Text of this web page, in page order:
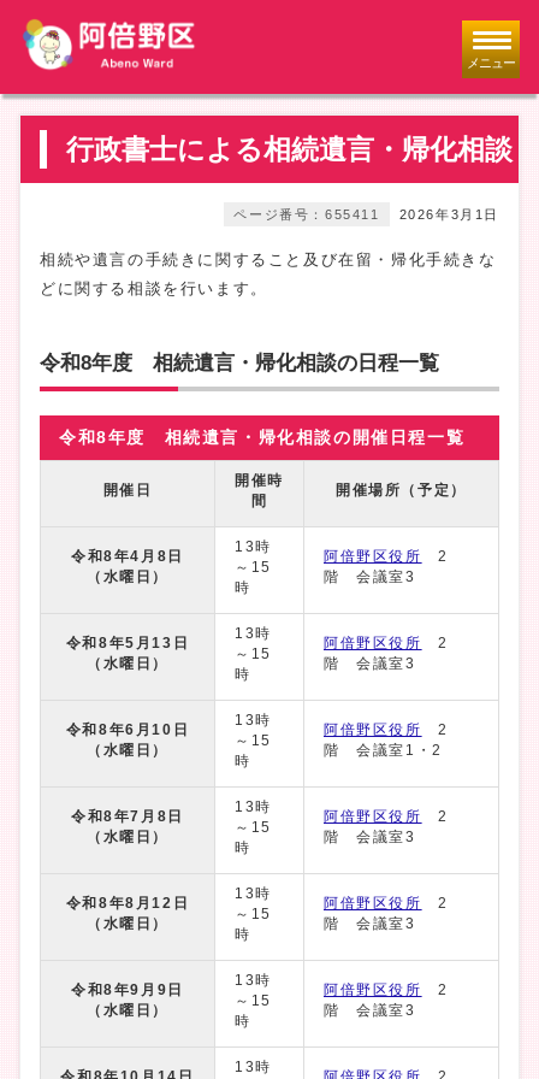
メニュー
行政書士による相続遺言・帰化相談
2026年3月1日
ページ番号：655411
相続や遺言の手続きに関すること及び在留・帰化手続きな
どに関する相談を行います。
令和8年度 相続遺言・帰化相談の日程一覧
令和8年度 相続遺言・帰化相談の開催日程一覧
開催日
開催時
間
開催場所（予定）
令和8年4月8日
（水曜日）
13時
～15
時
阿倍野区役所
2
階 会議室3
令和8年5月13日
（水曜日）
13時
～15
時
阿倍野区役所
2
階 会議室3
令和8年6月10日
（水曜日）
13時
～15
時
阿倍野区役所
2
階 会議室1・2
令和8年7月8日
（水曜日）
13時
～15
時
阿倍野区役所
2
階 会議室3
令和8年8月12日
（水曜日）
13時
～15
時
阿倍野区役所
2
階 会議室3
令和8年9月9日
（水曜日）
13時
～15
時
阿倍野区役所
2
階 会議室3
13時